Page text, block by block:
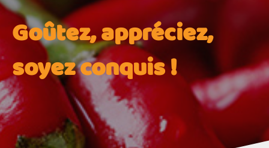
Goûtez, appréciez,
soyez conquis !